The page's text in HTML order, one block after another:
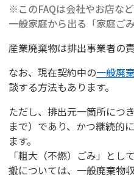
※このFAQは会社やお店な
一般家庭から出る「家庭ご
産業廃棄物は排出事業者の
なお、現在契約中の一般廃
談する方法もあります。
ただし、排出元一箇所につ
まで）であり、かつ継続的
ます。
「粗大（不燃）ごみ」と
搬については、一般廃棄物